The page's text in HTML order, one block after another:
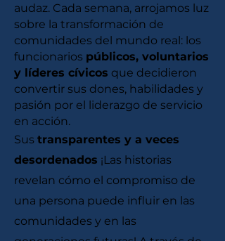
audaz. Cada semana, arrojamos luz
sobre la transformación de
comunidades del mundo real: los
funcionarios públicos, voluntarios
y líderes cívicos que decidieron
convertir sus dones, habilidades y
pasión por el liderazgo de servicio
en acción.
Sus transparentes y a veces
desordenados ¡Las historias
revelan cómo el compromiso de
una persona puede influir en las
comunidades y en las